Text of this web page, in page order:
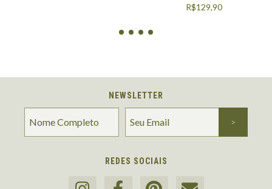
R$129,90
NEWSLETTER
REDES SOCIAIS